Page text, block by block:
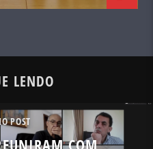
LENDO
POST